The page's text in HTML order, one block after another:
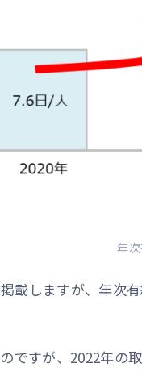
年
載しますが、年次
ですが、2022年の